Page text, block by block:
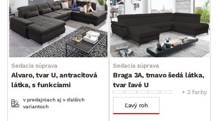
Sedacia súprava
Alvaro, tvar U, antracitová
látka, s funkciami
v predajniach aj v ďalších
variantoch
Sedacia súprava
Braga 3A, tmavo šedá látka,
tvar ľavé U
+ 2 farby
Ľavý roh